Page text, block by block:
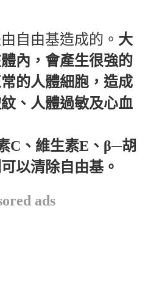
自由基造成的。 大
內，會產生很強的
的人體細胞，造成
、人體過敏及心血
C 、維生素E 、β─胡
以清除自由基。
ads